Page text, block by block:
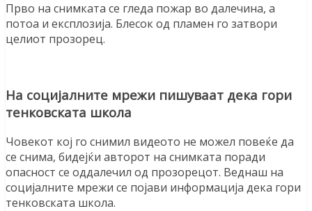
Прво на снимката се гледа пожар во далечина, а
потоа и експлозија. Блесок од пламен го затвори
целиот прозорец.
На социјалните мрежи пишуваат дека гори
тенковската школа
Човекот кој го снимил видеото не можел повеќе да
се снима, бидејќи авторот на снимката поради
опасност се оддалечил од прозорецот. Веднаш на
социјалните мрежи се појави информација дека гори
тенковската школа.